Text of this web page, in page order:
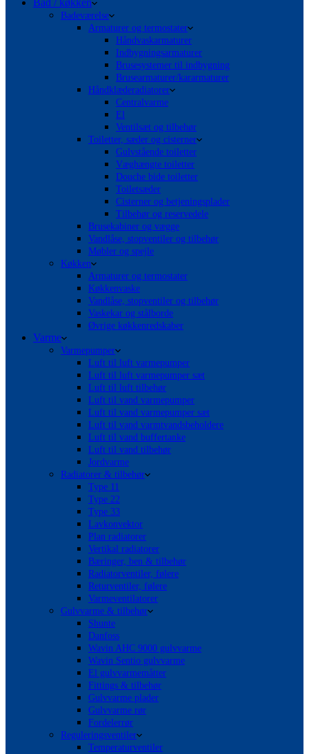
Bad / køkken
Badeværelse
Armaturer og termostater
Håndvaskarmaturer
Indbygningsarmaturer
Brusesystemer til indbygning
Brusearmaturer/kararmaturer
Håndklæderadiatorer
Centralvarme
El
Ventilsæt og tilbehør
Toiletter, sæder og cisterner
Gulvstående toiletter
Væghængte toiletter
Douche bide toiletter
Toiletsæder
Cisterner og betjeningsplader
Tilbehør og reservedele
Brusekabiner og vægge
Vandlåse, stopventiler og tilbehør
Møbler og spejle
Køkken
Armaturer og termostater
Køkkenvaske
Vandlåse, stopventiler og tilbehør
Vaskekar og stålborde
Øvrige køkkenredskaber
Varme
Varmepumper
Luft til luft varmepumper
Luft til luft varmepumper sæt
Luft til luft tilbehør
Luft til vand varmepumper
Luft til vand varmepumper sæt
Luft til vand varmtvandsbeholdere
Luft til vand buffertanke
Luft til vand tilbehør
Jordvarme
Radiatorer & tilbehør
Type 11
Type 22
Type 33
Lavkonvektor
Plan radiatorer
Vertikal radiatorer
Bæringer, ben & tilbehør
Radiatorventiler, følere
Returventiler, følere
Varmeventilatorer
Gulvvarme & tilbehør
Shunte
Danfoss
Wavin AHC 9000 gulvvarme
Wavin Sentio gulvvarme
El gulvvarmemåtter
Fittings & tilbehør
Gulvvarme plader
Gulvvarme rør
Fordelerrør
Reguleringsventiler
Temperaturventiler